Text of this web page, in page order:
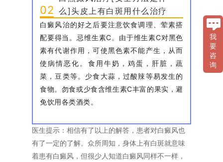
02 么]头皮上有白斑用什么治疗
白癜风治的好之后要注意饮食调理、荤素搭
配要得当。忌维生素C。由于维生素C对黑色
素有代谢作用，可使黑色素不能产生，从而
使病情恶化。食用牛奶，鸡蛋，肝脏，蔬
菜，豆类等。少食大蒜，过酸辣等易发生的
食物。勿食或少食含维生素C丰富的果实，避
免饮用各类酒类。
医生提示：相信有了以上的解答，患者对白癜风也
有了一定的了解。众所周知，身体上有白斑就意味
着患有白癜风，但很少人知道白癜风同样不一样，
我
要
咨
询